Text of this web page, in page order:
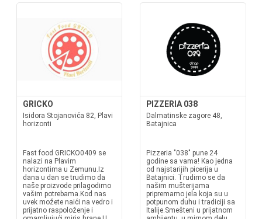
GRICKO
Isidora Stojanovića 82, Plavi
horizonti
Fast food GRICKO0409 se
nalazi na Plavim
horizontima u Zemunu.Iz
dana u dan se trudimo da
naše proizvode prilagodimo
vašim potrebama.Kod nas
uvek možete naići na vedro i
prijatno raspoloženje i
PIZZERIA 038
Dalmatinske zagore 48,
Batajnica
Pizzeria "038" pune 24
godine sa vama! Kao jedna
od najstarijih picerija u
Batajnici. Trudimo se da
našim mušterijama
pripremamo jela koja su u
potpunom duhu i tradiciji sa
Italije.Smešteni u prijatnom